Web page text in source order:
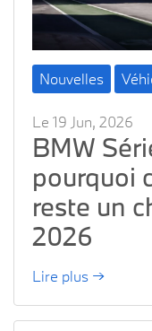
Nouvelles
Le 19 Jun, 2026
BMW
pourquoi
reste un
2026
Lire plus →